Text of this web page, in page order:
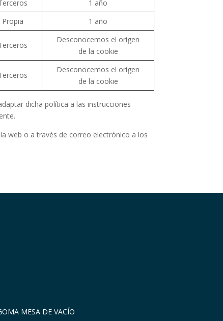
1 año
Propia 1 año
Desconocemos el origen
de la cookie
Desconocemos el origen
de la cookie
dicha política a las instrucciones
web o a través de correo electrónico a los
MESA DE VACÍO